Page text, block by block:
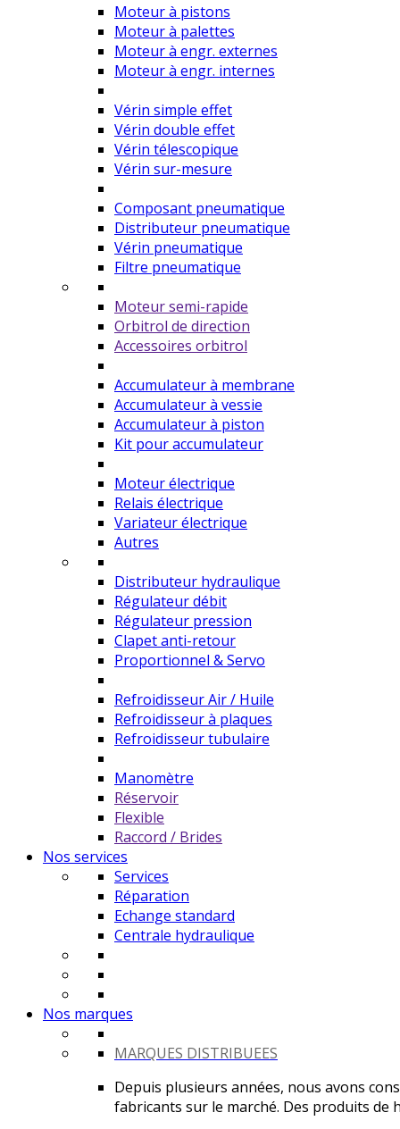
Moteur à pistons
Moteur à palettes
Moteur à engr. externes
Moteur à engr. internes
Vérin simple effet
Vérin double effet
Vérin télescopique
Vérin sur-mesure
Composant pneumatique
Distributeur pneumatique
Vérin pneumatique
Filtre pneumatique
Moteur semi-rapide
Orbitrol de direction
Accessoires orbitrol
Accumulateur à membrane
Accumulateur à vessie
Accumulateur à piston
Kit pour accumulateur
Moteur électrique
Relais électrique
Variateur électrique
Autres
Distributeur hydraulique
Régulateur débit
Régulateur pression
Clapet anti-retour
Proportionnel & Servo
Refroidisseur Air / Huile
Refroidisseur à plaques
Refroidisseur tubulaire
Manomètre
Réservoir
Flexible
Raccord / Brides
Nos services
Services
Réparation
Echange standard
Centrale hydraulique
Nos marques
MARQUES DISTRIBUEES
Depuis plusieurs années, nous avons
fabricants sur le marché. Des produits de